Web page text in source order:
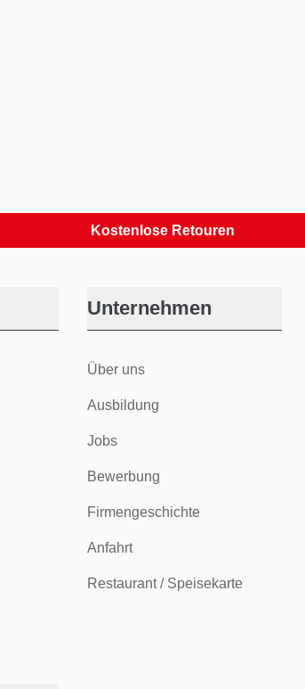
Kostenlose Retouren
Unternehmen
Über uns
Ausbildung
Jobs
Bewerbung
Firmengeschichte
Anfahrt
Restaurant / Speisekarte